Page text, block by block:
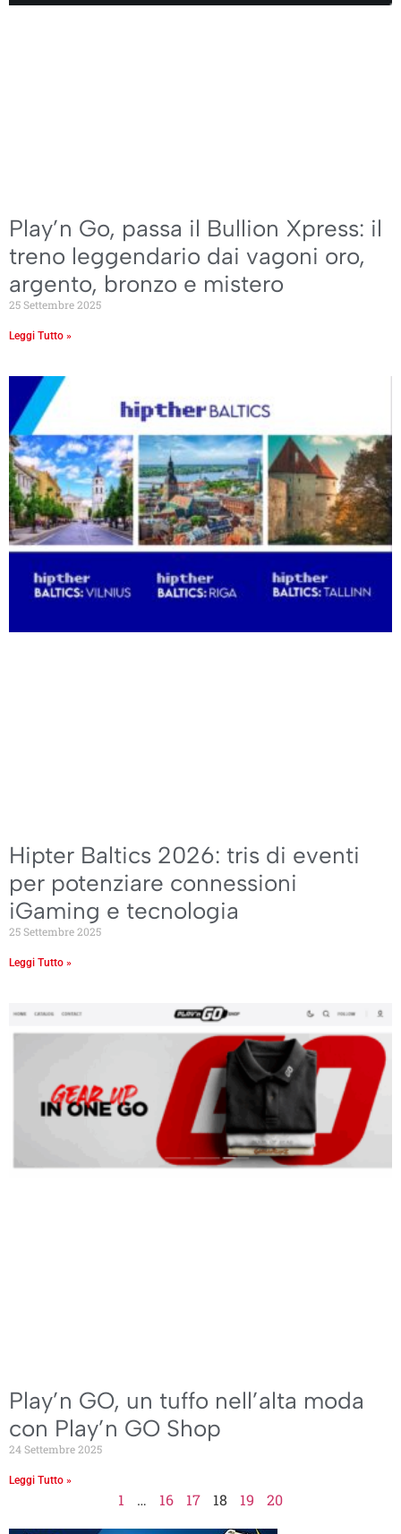
Play’n Go, passa il Bullion Xpress: il
treno leggendario dai vagoni oro,
argento, bronzo e mistero
25 Settembre 2025
Leggi Tutto »
Hipter Baltics 2026: tris di eventi
per potenziare connessioni
iGaming e tecnologia
25 Settembre 2025
Leggi Tutto »
Play’n GO, un tuffo nell’alta moda
con Play’n GO Shop
24 Settembre 2025
Leggi Tutto »
1 … 16 17 18 19 20